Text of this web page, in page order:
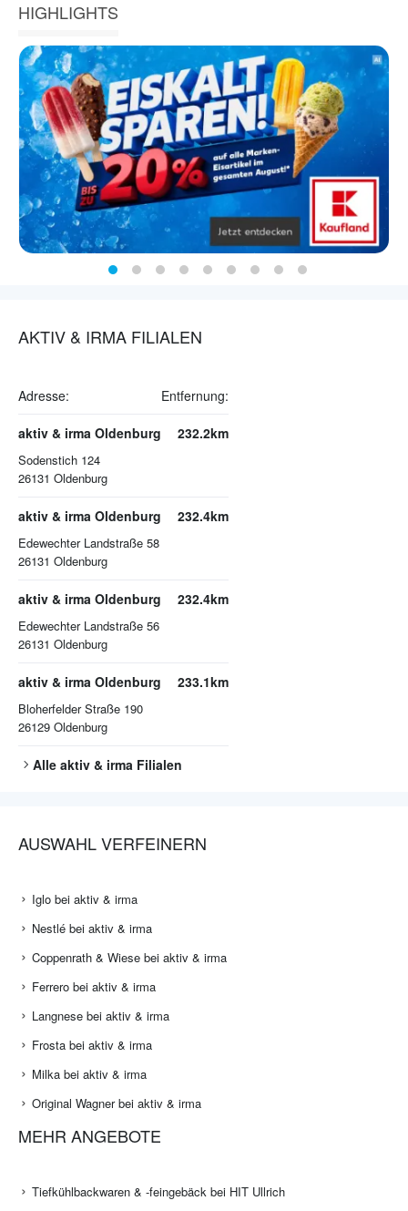
HIGHLIGHTS
AKTIV & IRMA FILIALEN
Adresse: Entfernung:
aktiv & irma Oldenburg
Sodenstich 124
26131 Oldenburg
232.2km
aktiv & irma Oldenburg
Edewechter Landstraße 58
26131 Oldenburg
232.4km
aktiv & irma Oldenburg
Edewechter Landstraße 56
26131 Oldenburg
232.4km
aktiv & irma Oldenburg
Bloherfelder Straße 190
26129 Oldenburg
233.1km
Alle aktiv & irma Filialen
AUSWAHL VERFEINERN
Iglo bei aktiv & irma
Nestlé bei aktiv & irma
Coppenrath & Wiese bei aktiv & irma
Ferrero bei aktiv & irma
Langnese bei aktiv & irma
Frosta bei aktiv & irma
Milka bei aktiv & irma
Original Wagner bei aktiv & irma
MEHR ANGEBOTE
Tiefkühlbackwaren & -feingebäck bei HIT Ullrich